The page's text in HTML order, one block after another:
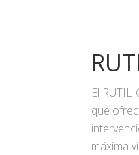
El
que
máxima